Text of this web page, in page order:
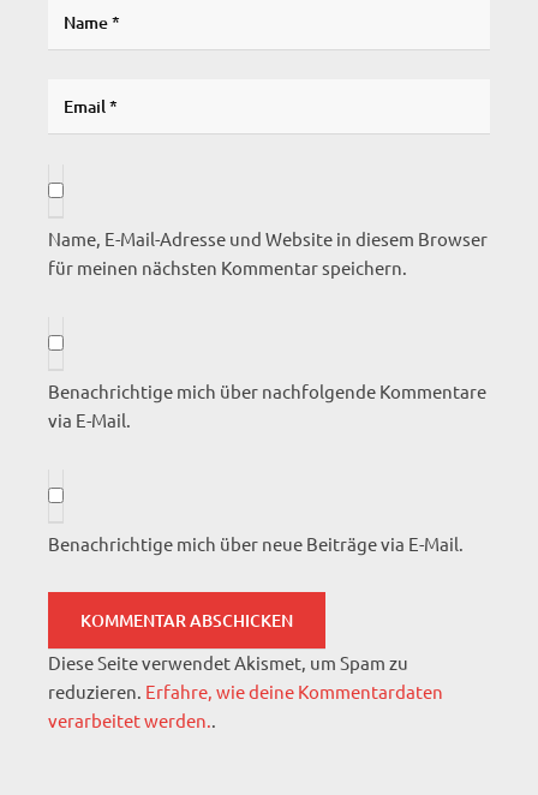
Name, E-Mail-Adresse und Website in diesem Browser
für meinen nächsten Kommentar speichern.
Benachrichtige mich über nachfolgende Kommentare
via E-Mail.
Benachrichtige mich über neue Beiträge via E-Mail.
Diese Seite verwendet Akismet, um Spam zu
reduzieren. Erfahre, wie deine Kommentardaten
verarbeitet werden..